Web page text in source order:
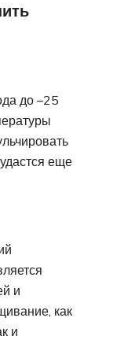
до –25
еще
и
как
и